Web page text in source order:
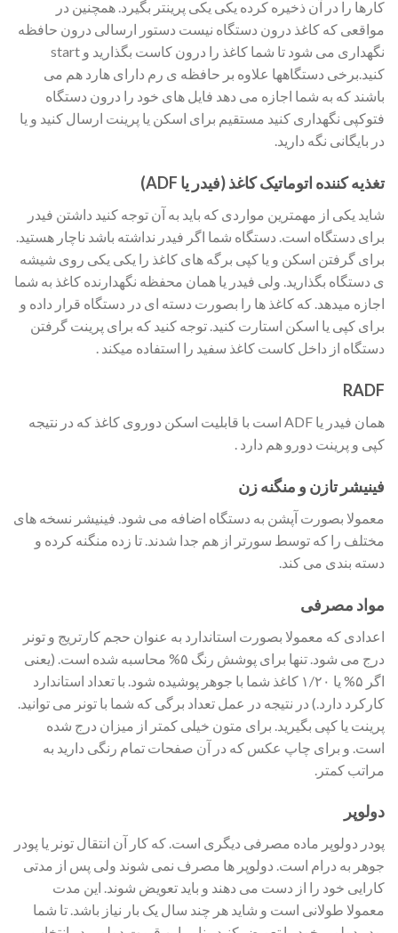
کارها را در آن ذخیره کرده یکی یکی پرینتر بگیرد. همچنین در
مواقعی که کاغذ درون دستگاه نیست دستور ارسالی درون حافظه
نگهداری می شود تا شما کاغذ را درون کاست بگذارید و start
کنید.برخی دستگاهها علاوه بر حافظه ی رم دارای هارد هم می
باشند که به شما اجازه می دهد فایل های خود را درون دستگاه
فتوکپی نگهداری کنید مستقیم برای اسکن یا پرینت ارسال کنید و یا
در بایگانی نگه دارید.
تغذیه کننده اتوماتیک کاغذ (فیدر یا ADF)
شاید یکی از مهمترین مواردی که باید به آن توجه کنید داشتن فیدر
برای دستگاه است. دستگاه شما اگر فیدر نداشته باشد ناچار هستید.
برای گرفتن اسکن و یا کپی برگه های کاغذ را یکی یکی روی شیشه
ی دستگاه بگذارید. ولی فیدر یا همان محفظه نگهدارنده کاغذ به شما
اجازه میدهد. که کاغذ ها را بصورت دسته ای در دستگاه قرار داده و
برای کپی یا اسکن استارت کنید. توجه کنید که برای پرینت گرفتن
دستگاه از داخل کاست کاغذ سفید را استفاده میکند .
RADF
همان فیدر یا ADF است با قابلیت اسکن دوروی کاغذ که در نتیجه
کپی و پرینت دورو هم دارد .
فینیشر تازن و منگنه زن
معمولا بصورت آپشن به دستگاه اضافه می شود. فینیشر نسخه های
مختلف را که توسط سورتر از هم جدا شدند. تا زده منگنه کرده و
دسته بندی می کند.
مواد مصرفی
اعدادی که معمولا بصورت استاندارد به عنوان حجم کارتریج و تونر
درج می شود. تنها برای پوشش رنگ ۵% محاسبه شده است. (یعنی
اگر ۵% یا ۱/۲۰ کاغذ شما با جوهر پوشیده شود. با تعداد استاندارد
کارکرد دارد.) در نتیجه در عمل تعداد برگی که شما با تونر می توانید.
پرینت یا کپی بگیرید. برای متون خیلی کمتر از میزان درج شده
است. و برای چاپ عکس که در آن صفحات تمام رنگی دارید به
مراتب کمتر.
دولوپر
پودر دولوپر ماده مصرفی دیگری است. که کار آن انتقال تونر یا پودر
جوهر به درام است. دولوپر ها مصرف نمی شوند ولی پس از مدتی
کارایی خود را از دست می دهند و باید تعویض شوند. این مدت
معمولا طولانی است و شاید هر چند سال یک بار نیاز باشد. تا شما